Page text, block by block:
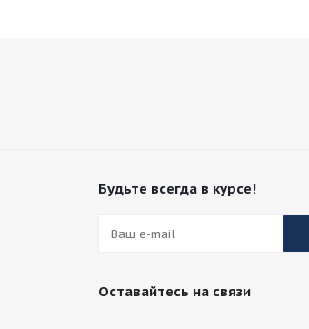
Будьте всегда в курсе!
Оставайтесь на связи